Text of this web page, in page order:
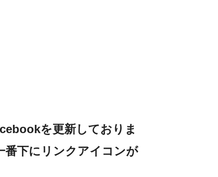
を更新しておりま
下にリンクアイコンが